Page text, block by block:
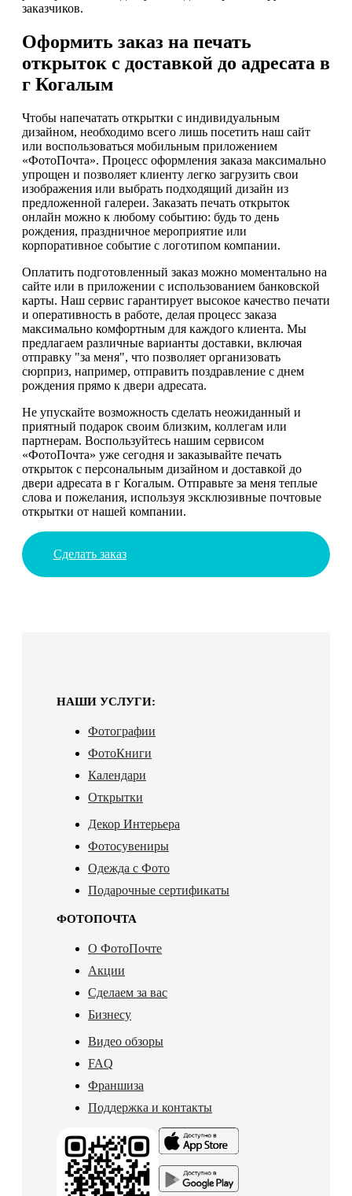
заказчиков.
Оформить заказ на печать
открыток с доставкой до адресата в
г Когалым
Чтобы напечатать открытки с индивидуальным
дизайном, необходимо всего лишь посетить наш сайт
или воспользоваться мобильным приложением
«ФотоПочта». Процесс оформления заказа максимально
упрощен и позволяет клиенту легко загрузить свои
изображения или выбрать подходящий дизайн из
предложенной галереи. Заказать печать открыток
онлайн можно к любому событию: будь то день
рождения, праздничное мероприятие или
корпоративное событие с логотипом компании.
Оплатить подготовленный заказ можно моментально на
сайте или в приложении с использованием банковской
карты. Наш сервис гарантирует высокое качество печати
и оперативность в работе, делая процесс заказа
максимально комфортным для каждого клиента. Мы
предлагаем различные варианты доставки, включая
отправку "за меня", что позволяет организовать
сюрприз, например, отправить поздравление с днем
рождения прямо к двери адресата.
Не упускайте возможность сделать неожиданный и
приятный подарок своим близким, коллегам или
партнерам. Воспользуйтесь нашим сервисом
«ФотоПочта» уже сегодня и заказывайте печать
открыток с персональным дизайном и доставкой до
двери адресата в г Когалым. Отправьте за меня теплые
слова и пожелания, используя эксклюзивные почтовые
открытки от нашей компании.
Сделать заказ
НАШИ УСЛУГИ:
Фотографии
ФотоКниги
Календари
Открытки
Декор Интерьера
Фотосувениры
Одежда с Фото
Подарочные сертификаты
ФОТОПОЧТА
О ФотоПочте
Акции
Сделаем за вас
Бизнесу
Видео обзоры
FAQ
Франшиза
Поддержка и контакты